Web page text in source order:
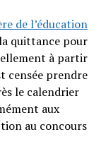
de l’éducation
quittance pour
à partir
censée prendre
le calendrier
aux
au concours